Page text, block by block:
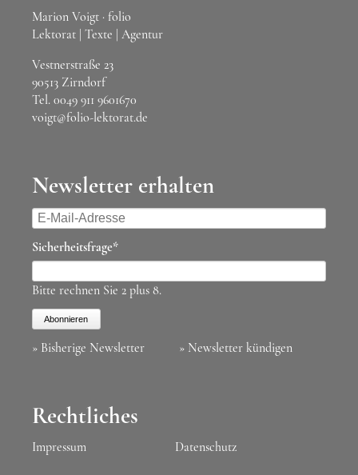
Marion Voigt · folio
Lektorat | Texte | Agentur
Vestnerstraße 23
90513 Zirndorf
Tel. 0049 911 9601670
voigt@folio-lektorat.de
Newsletter erhalten
E-
Mail-
Adresse
Pflichtfeld
Sicherheitsfrage*
Bitte rechnen Sie 2 plus 8.
Abonnieren
» Bisherige Newsletter » Newsletter kündigen
Rechtliches
Impressum Datenschutz